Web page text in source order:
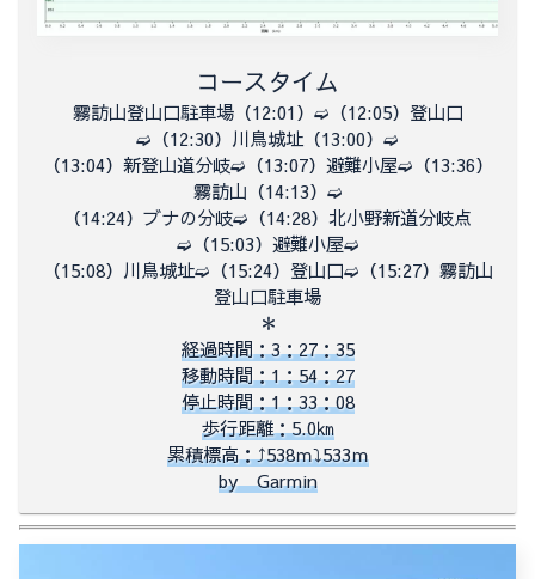
コースタイム
霧訪山登山口駐車場（12:01）➫（12:05）登山口
➫（12:30）川鳥城址（13:00）➫
（13:04）新登山道分岐➫（13:07）避難小屋➫（13:36）
霧訪山（14:13）➫
（14:24）ブナの分岐➫（14:28）北小野新道分岐点
➫（15:03）避難小屋➫
（15:08）川鳥城址➫（15:24）登山口➫（15:27） 霧訪山
登山口駐車場
＊
経過時間：3：27：35
移動時間：1：54：27
停止時間：1：33：08
歩行距離：5.0㎞
累積標高：⤴538ｍ⤵533ｍ
by Garmin